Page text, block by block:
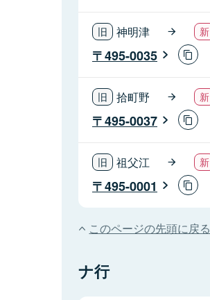
神明津
495-0035
拾町野
495-0037
祖父江
495-0001
このページの先頭に戻る
ナ行